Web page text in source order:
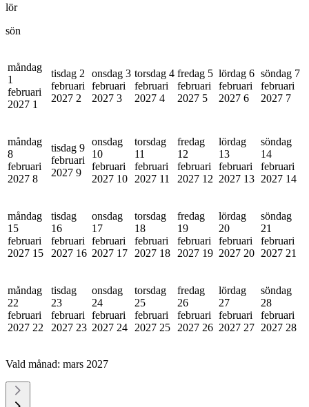
lör
sön
måndag
1
februari
2027 1
tisdag 2
februari
2027 2
onsdag 3
februari
2027 3
torsdag 4
februari
2027 4
fredag 5
februari
2027 5
lördag 6
februari
2027 6
söndag 7
februari
2027 7
måndag
8
februari
2027 8
tisdag 9
februari
2027 9
onsdag
10
februari
2027 10
torsdag
11
februari
2027 11
fredag
12
februari
2027 12
lördag
13
februari
2027 13
söndag
14
februari
2027 14
måndag
15
februari
2027 15
tisdag
16
februari
2027 16
onsdag
17
februari
2027 17
torsdag
18
februari
2027 18
fredag
19
februari
2027 19
lördag
20
februari
2027 20
söndag
21
februari
2027 21
måndag
22
februari
2027 22
tisdag
23
februari
2027 23
onsdag
24
februari
2027 24
torsdag
25
februari
2027 25
fredag
26
februari
2027 26
lördag
27
februari
2027 27
söndag
28
februari
2027 28
Vald månad: mars 2027